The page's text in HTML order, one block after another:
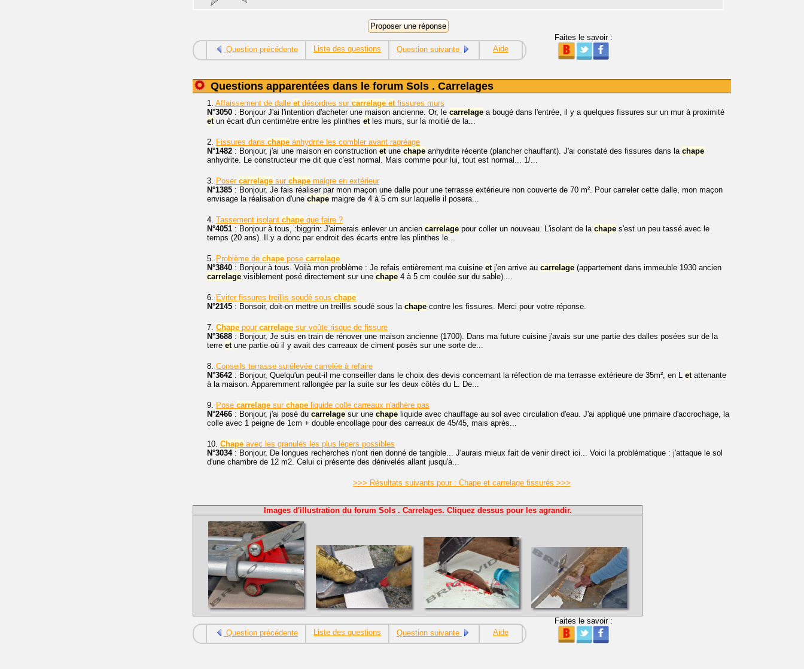
Question précédente Liste des questions Question suivante Aide
Faites le savoir :
Questions apparentées dans le forum Sols . Carrelages
1. Affaissement de dalle etdésordres sur carrelage etfissures murs
N°3050 : Bonjour J'ai l'intention d'acheter une maison ancienne. Or, le carrelage a bougé dans l'entrée, il y a quelques fissures sur un mur à proximité
etun écart d'un centimètre entre les plinthes etles murs, sur la moitié de la...
2. Fissures dans chape anhydrite les combler avant ragréage
N°1482 : Bonjour, j'ai une maison en construction etune chape anhydrite récente (plancher chauffant). J'ai constaté des fissures dans la chape
anhydrite. Le constructeur me dit que c'est normal. Mais comme pour lui, tout est normal... 1/...
3. Poser carrelage sur chape maigre en extérieur
N°1385 : Bonjour, Je fais réaliser par mon maçon une dalle pour une terrasse extérieure non couverte de 70 m². Pour carreler cette dalle, mon maçon
envisage la réalisation d'une chape maigre de 4 à 5 cm sur laquelle il posera...
4. Tassement isolant chape que faire ?
N°4051 : Bonjour à tous, :biggrin: J'aimerais enlever un ancien carrelage pour coller un nouveau. L'isolant de la chape s'est un peu tassé avec le
temps (20 ans). Il y a donc par endroit des écarts entre les plinthes le...
5. Problème de chape pose carrelage
N°3840 : Bonjour à tous. Voilà mon problème : Je refais entièrement ma cuisine etj'en arrive au carrelage (appartement dans immeuble 1930 ancien
carrelage visiblement posé directement sur une chape 4 à 5 cm coulée sur du sable)....
6. Eviter fissures treillis soudé sous chape
N°2145 : Bonsoir, doit-on mettre un treillis soudé sous la chape contre les fissures. Merci pour votre réponse.
7. Chape pour carrelage sur voûte risque de fissure
N°3688 : Bonjour, Je suis en train de rénover une maison ancienne (1700). Dans ma future cuisine j'avais sur une partie des dalles posées sur de la
terre etune partie où il y avait des carreaux de ciment posés sur une sorte de...
8. Conseils terrasse surélevée carrelée à refaire
N°3642 : Bonjour, Quelqu'un peut-il me conseiller dans le choix des devis concernant la réfection de ma terrasse extérieure de 35m², en L etattenante
à la maison. Apparemment rallongée par la suite sur les deux côtés du L. De...
9. Pose carrelage sur chape liquide colle carreaux n'adhère pas
N°2466 : Bonjour, j'ai posé du carrelage sur une chape liquide avec chauffage au sol avec circulation d'eau. J'ai appliqué une primaire d'accrochage, la
colle avec 1 peigne de 1cm + double encollage pour des carreaux de 45/45, mais après...
10. Chape avec les granulés les plus légers possibles
N°3034: Bonjour, De longues recherches n'ont rien donné de tangible... J'aurais mieux fait de venir direct ici... Voici la problématique : j'attaque le sol
d'une chambre de 12 m2. Celui ci présente des dénivelés allant jusqu'à...
>>> Résultats suivants pour : Chape et carrelage fissurés >>>
Images d'illustration du forum Sols . Carrelages. Cliquez dessus pour les agrandir.
Question précédente Liste des questions Question suivante Aide
Faites le savoir :